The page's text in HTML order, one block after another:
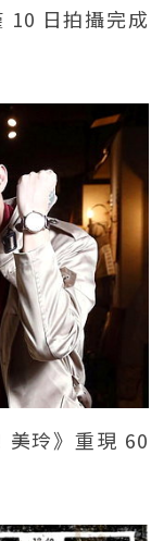
10 日拍攝完成
美玲》重現 60